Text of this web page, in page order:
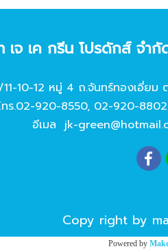
เจ เค กรีน โปรดักส์ จํา
10-12 หมู่ 4 ถ.จันทร์ทองเอี่ยม
ร.02-920-8550, 02-920-8802
อีเมล jk-
Copy right by
Powered by